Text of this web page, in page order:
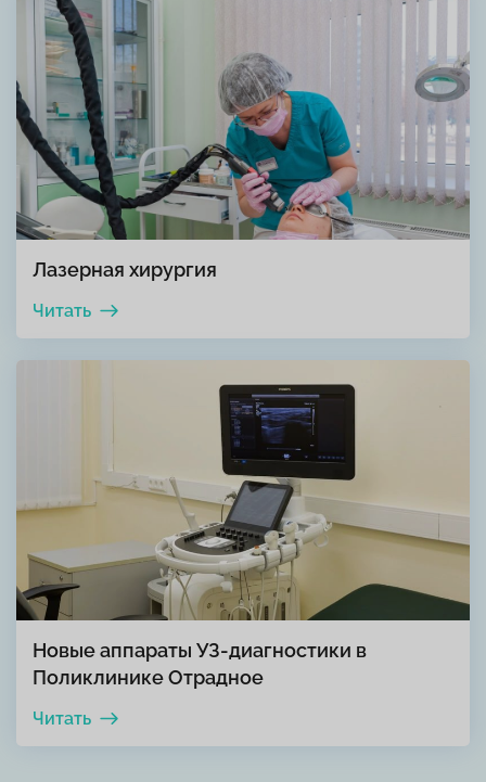
Лазерная хирургия
Читать
Новые аппараты УЗ-диагностики в
Поликлинике Отрадное
Читать